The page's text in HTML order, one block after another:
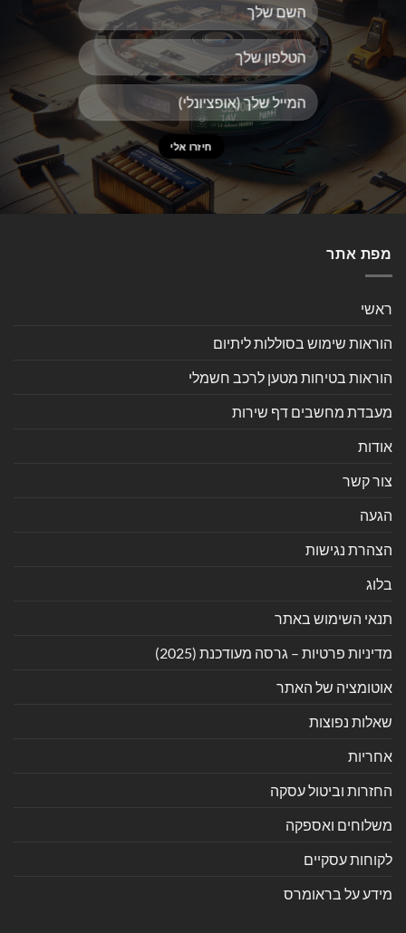
מפת אתר
ראשי
הוראות שימוש בסוללות ליתיום
הוראות בטיחות מטען לרכב חשמלי
מעבדת מחשבים דף שירות
אודות
צור קשר
הגעה
הצהרת נגישות
בלוג
תנאי השימוש באתר
מדיניות פרטיות – גרסה מעודכנת (2025)
אוטומציה של האתר
שאלות נפוצות
אחריות
החזרות וביטול עסקה
משלוחים ואספקה
לקוחות עסקיים
מידע על בראומרס